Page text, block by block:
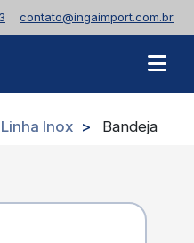
contato@ingaimport.com.br
Linha Inox Bandeja